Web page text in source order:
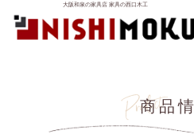
大阪和泉の家具店 家具の西口木工
商品